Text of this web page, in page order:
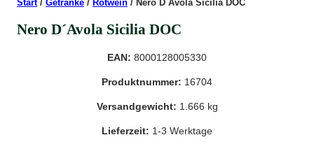
Start/ Getränke / Rotwein / Nero D´Avola Sicilia DOC
Nero D´Avola Sicilia DOC
EAN: 8000128005330
Produktnummer: 16704
Versandgewicht: 1.666 kg
Lieferzeit: 1-3 Werktage